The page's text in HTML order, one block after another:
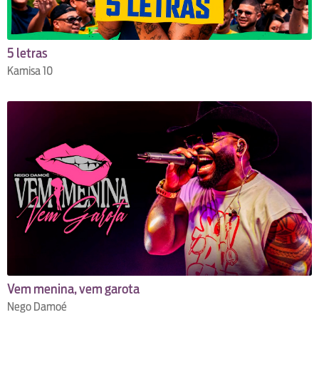
5 letras
Kamisa 10
Vem menina, vem garota
Nego Damoé